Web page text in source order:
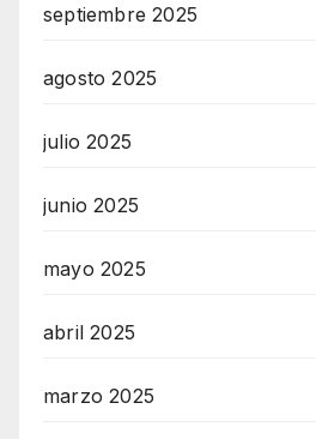
septiembre 2025
agosto 2025
julio 2025
junio 2025
mayo 2025
abril 2025
marzo 2025